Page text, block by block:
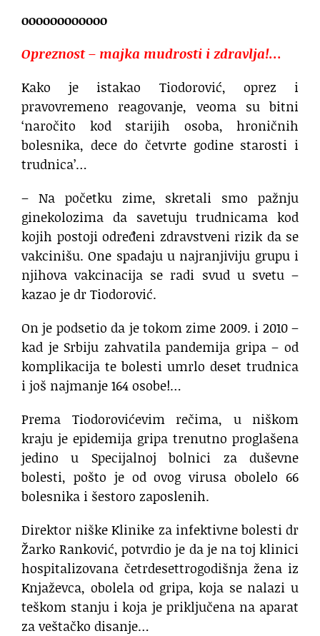
oooooooooooo
Opreznost – majka mudrosti i zdravlja!…
Kako je istakao Tiodorović, oprez i
pravovremeno reagovanje, veoma su bitni
‘naročito kod starijih osoba, hroničnih
bolesnika, dece do četvrte godine starosti i
trudnica’…
– Na početku zime, skretali smo pažnju
ginekolozima da savetuju trudnicama kod
kojih postoji određeni zdravstveni rizik da se
vakcinišu. One spadaju u najranjiviju grupu i
njihova vakcinacija se radi svud u svetu –
kazao je dr Tiodorović.
On je podsetio da je tokom zime 2009. i 2010 –
kad je Srbiju zahvatila pandemija gripa – od
komplikacija te bolesti umrlo deset trudnica
i još najmanje 164 osobe!…
Prema Tiodorovićevim rečima, u niškom
kraju je epidemija gripa trenutno proglašena
jedino u Specijalnoj bolnici za duševne
bolesti, pošto je od ovog virusa obolelo 66
bolesnika i šestoro zaposlenih.
Direktor niške Klinike za infektivne bolesti dr
Žarko Ranković, potvrdio je da je na toj klinici
hospitalizovana četrdesettrogodišnja žena iz
Knjaževca, obolela od gripa, koja se nalazi u
teškom stanju i koja je priključena na aparat
za veštačko disanje…